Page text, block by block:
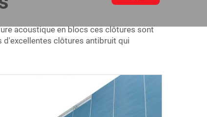
acoustique en blocsces clôtures sont
clôtures antibruit qui